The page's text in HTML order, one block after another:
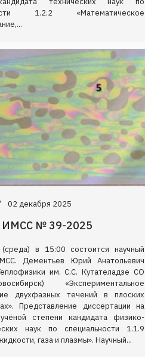
1.2.2 «Математическое
02 декабря 2025
ИМСС № 39-2025
в 15:00 состоится научный
Дементьев Юрий Анатольевич
им. С.С. Кутателадзе СО
«Экспериментальное
двухфазных течений в плоских
Представление диссертации на
степени кандидата физико-
наук по специальности 1.1.9
газа и плазмы». Научный...